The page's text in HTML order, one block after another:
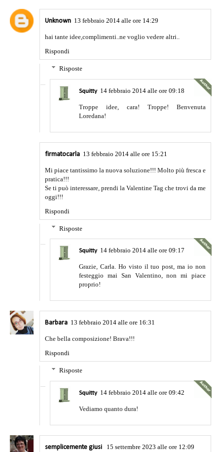
Unknown 13 febbraio 2014 alle ore 14:29
hai tante idee,complimenti..ne voglio vedere altri..
Rispondi
Risposte
Squitty 14 febbraio 2014 alle ore 09:18
Troppe idee, cara! Troppe! Benvenuta
Loredana!
firmatocarla 13 febbraio 2014 alle ore 15:21
Mi piace tantissimo la nuova soluzione!!! Molto più fresca e
pratica!!!
Se ti può interessare, prendi la Valentine Tag che trovi da me
oggi!!!
Rispondi
Risposte
Squitty 14 febbraio 2014 alle ore 09:17
Grazie, Carla. Ho visto il tuo post, ma io non
festeggio mai San Valentino, non mi piace
proprio!
Barbara 13 febbraio 2014 alle ore 16:31
Che bella composizione! Brava!!!
Rispondi
Risposte
Squitty 14 febbraio 2014 alle ore 09:42
Vediamo quanto dura!
semplicemente giusi 15 settembre 2023 alle ore 12:09